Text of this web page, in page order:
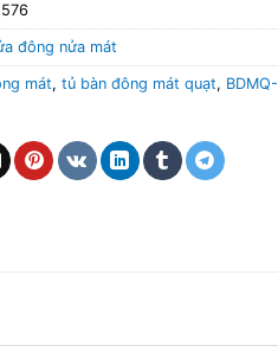
đông nửa mát
mát, tủ bàn đông mát quạt, BDMQ-